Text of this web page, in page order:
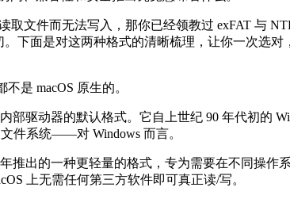
文件而无法写入，那你已经领教过 exFAT 与
面是对这两种格式的清晰梳理，让你一次选对
是 macOS 原生的。
内部驱动器的默认格式。它自上世纪 90 年代初
件系统——对 Windows 而言。
年推出的一种更轻量的格式，专为需要在不同操
上无需任何第三方软件即可真正读/写。